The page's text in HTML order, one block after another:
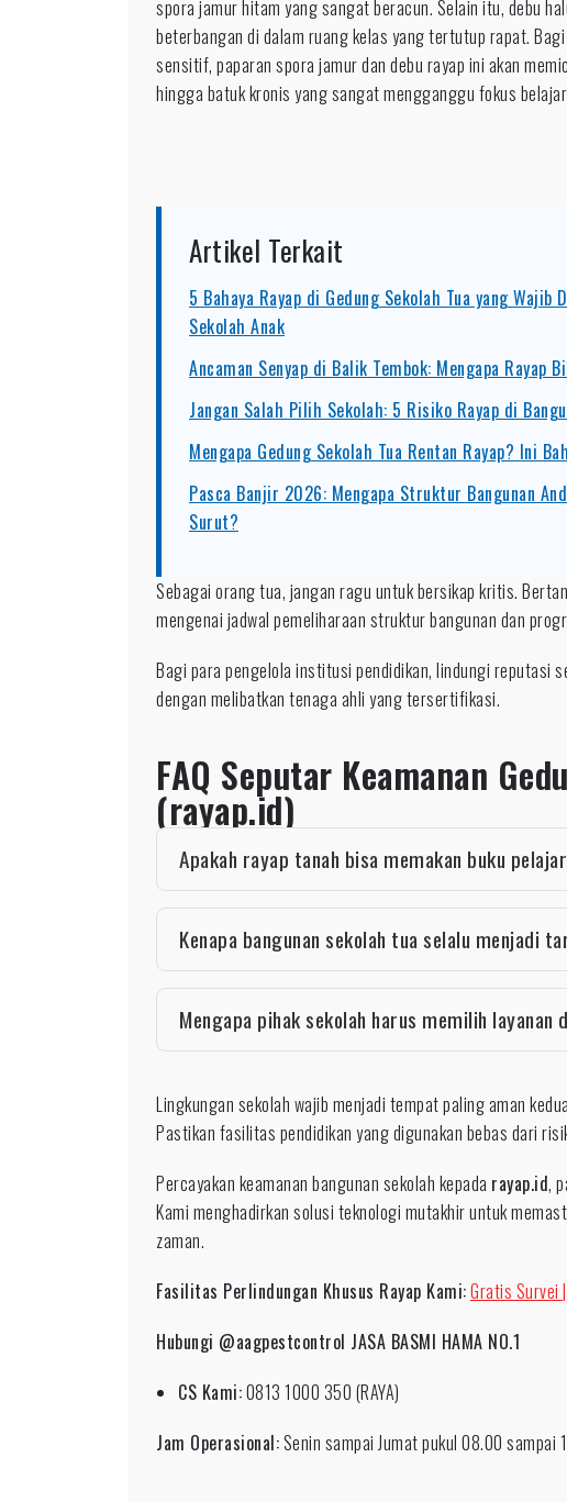
spora jamur hitam yang sangat beracun. Selain itu, debu
beterbangan di dalam ruang kelas yang tertutup rapat.
sensitif, paparan spora jamur dan debu rayap ini akan
hingga batuk kronis yang sangat mengganggu fokus
Artikel Terkait
5 Bahaya Rayap di Gedung Sekolah Tua yang
Sekolah Anak
Ancaman Senyap di Balik Tembok: Mengapa Rayap
Jangan Salah Pilih Sekolah: 5 Risiko Rayap di
Mengapa Gedung Sekolah Tua Rentan Rayap? Ini
Pasca Banjir 2026: Mengapa Struktur Bangunan
Surut?
Sebagai orang tua, jangan ragu untuk bersikap kritis.
mengenai jadwal pemeliharaan struktur bangunan dan
Bagi para pengelola institusi pendidikan, lindungi reputasi
dengan melibatkan tenaga ahli yang tersertifikasi.
FAQ Seputar Keamanan
(rayap.id)
Apakah rayap tanah bisa memakan buku
Kenapa bangunan sekolah tua selalu menjadi
Mengapa pihak sekolah harus memilih layanan
Lingkungan sekolah wajib menjadi tempat paling aman
Pastikan fasilitas pendidikan yang digunakan bebas dari
Percayakan keamanan bangunan sekolah kepada rayap.id,
Kami menghadirkan solusi teknologi mutakhir untuk
zaman.
Fasilitas Perlindungan Khusus Rayap Kami:Gratis Survei
Hubungi @aagpestcontrol JASA BASMI HAMA NO.1
CS Kami:0813 1000 350 (RAYA)
Jam Operasional:Senin sampai Jumat pukul 08.00